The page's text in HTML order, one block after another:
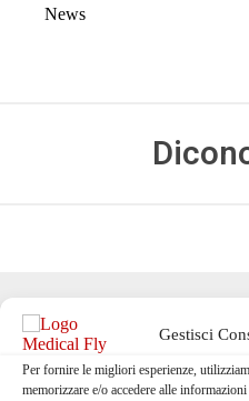
Gestisci
Per fornire le migliori esperienze,
memorizzare e/o accedere alle
News